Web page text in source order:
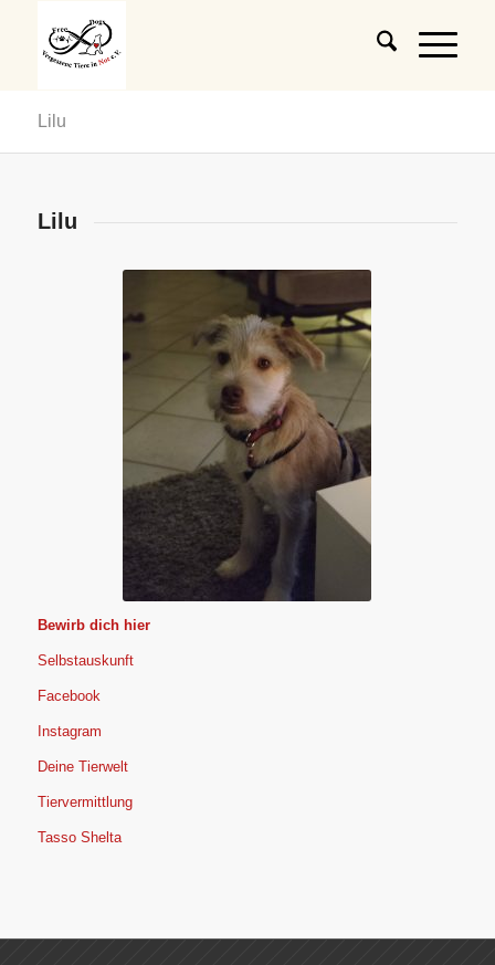
Lilu
Lilu
Bewirb dich hier
Selbstauskunft
Facebook
Instagram
Deine Tierwelt
Tiervermittlung
Tasso Shelta